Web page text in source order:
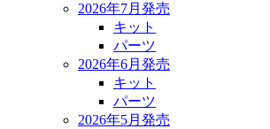
2026年7月発売
キット
パーツ
2026年6月発売
キット
パーツ
2026年5月発売